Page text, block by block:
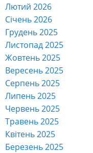
Лютий 2026
Січень 2026
Грудень 2025
Листопад 2025
Жовтень 2025
Вересень 2025
Серпень 2025
Липень 2025
Червень 2025
Травень 2025
Квітень 2025
Березень 2025